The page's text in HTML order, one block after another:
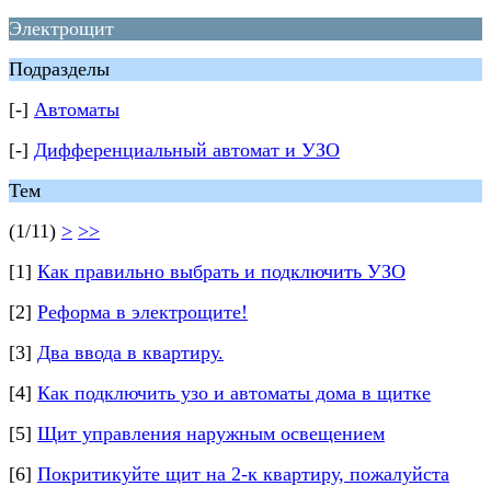
Электрощит
Подразделы
[-] Автоматы
[-] Дифференциальный автомат и УЗО
Тем
(1/11) > >>
[1] Как правильно выбрать и подключить УЗО
[2] Реформа в электрощите!
[3] Два ввода в квартиру.
[4] Как подключить узо и автоматы дома в щитке
[5] Щит управления наружным освещением
[6] Покритикуйте щит на 2-к квартиру, пожалуйста